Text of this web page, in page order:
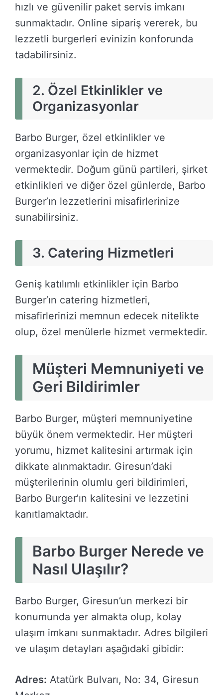
hızlı ve güvenilir paket servis imkanı
sunmaktadır. Online sipariş vererek, bu
lezzetli burgerleri evinizin konforunda
tadabilirsiniz.
2. Özel Etkinlikler ve
Organizasyonlar
Barbo Burger, özel etkinlikler ve
organizasyonlar için de hizmet
vermektedir. Doğum günü partileri, şirket
etkinlikleri ve diğer özel günlerde, Barbo
Burger’ın lezzetlerini misafirlerinize
sunabilirsiniz.
3. Catering Hizmetleri
Geniş katılımlı etkinlikler için Barbo
Burger’ın catering hizmetleri,
misafirlerinizi memnun edecek nitelikte
olup, özel menülerle hizmet vermektedir.
Müşteri Memnuniyeti ve
Geri Bildirimler
Barbo Burger, müşteri memnuniyetine
büyük önem vermektedir. Her müşteri
yorumu, hizmet kalitesini artırmak için
dikkate alınmaktadır. Giresun’daki
müşterilerinin olumlu geri bildirimleri,
Barbo Burger’ın kalitesini ve lezzetini
kanıtlamaktadır.
Barbo Burger Nerede ve
Nasıl Ulaşılır?
Barbo Burger, Giresun’un merkezi bir
konumunda yer almakta olup, kolay
ulaşım imkanı sunmaktadır. Adres bilgileri
ve ulaşım detayları aşağıdaki gibidir:
Adres: Atatürk Bulvarı, No: 34, Giresun